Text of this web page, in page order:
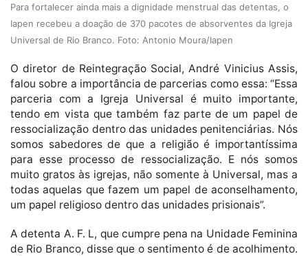
Para fortalecer ainda mais a dignidade menstrual das detentas, o
Iapen recebeu a doação de 370 pacotes de absorventes da Igreja
Universal de Rio Branco. Foto: Antonio Moura/Iapen
O diretor de Reintegração Social, André Vinicius Assis,
falou sobre a importância de parcerias como essa: “Essa
parceria com a Igreja Universal é muito importante,
tendo em vista que também faz parte de um papel de
ressocialização dentro das unidades penitenciárias. Nós
somos sabedores de que a religião é importantíssima
para esse processo de ressocialização. E nós somos
muito gratos às igrejas, não somente à Universal, mas a
todas aquelas que fazem um papel de aconselhamento,
um papel religioso dentro das unidades prisionais”.
A detenta A. F. L, que cumpre pena na Unidade Feminina
de Rio Branco, disse que o sentimento é de acolhimento.